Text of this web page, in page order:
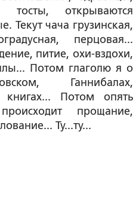
тосты, открываются
Текут чача грузинская,
перцовая...
питие, охи-вздохи,
Потом глаголю я о
Ганнибалах,
книгах... Потом опять
прощание,
Ту...ту...